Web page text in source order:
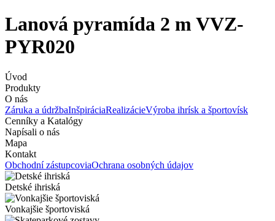
Lanová pyramída 2 m VVZ-
PYR020
Úvod
Produkty
O nás
Záruka a údržbaInšpiráciaRealizácieVýroba ihrísk a športovísk
Cenníky a Katalógy
Napísali o nás
Mapa
Kontakt
Obchodní zástupcoviaOchrana osobných údajov
Detské ihriská
Vonkajšie športoviská